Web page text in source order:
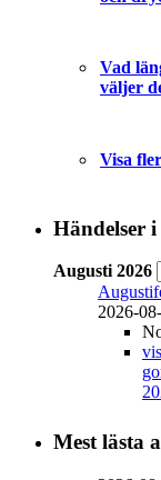
Vad
väljer
Visa
Händelser
Augusti 2026
2026-
Mest lästa